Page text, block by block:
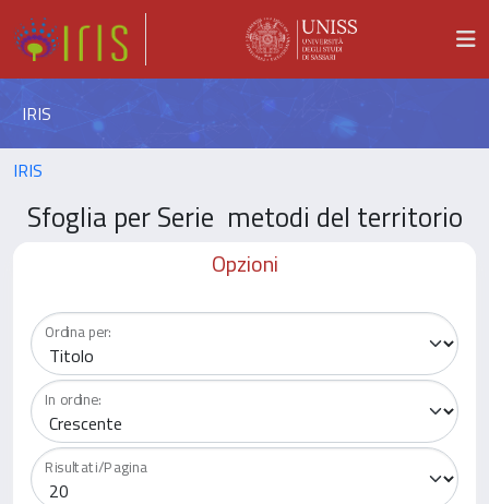
IRIS
IRIS
Sfoglia per Serie metodi del territorio
Opzioni
Ordina per:
In ordine:
Risultati/Pagina